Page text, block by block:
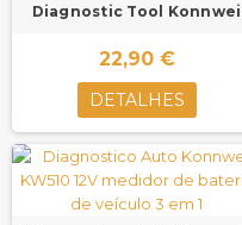
Diagnostic Tool Konnwei
22,90 €
DETALHES